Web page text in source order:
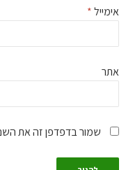
*
שמור בדפדפן זה את השם,